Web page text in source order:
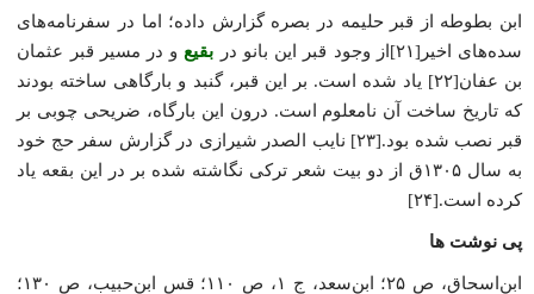
ابن بطوطه از قبر حلیمه در بصره گزارش داده؛ اما در سفرنامه‌های
سده‌های اخیر[۲۱]از وجود قبر این بانو در
بقیع و در مسیر قبر عثمان
بن عفان[۲۲] یاد شده است. بر این قبر، گنبد و بارگاهی ساخته بودند
که تاریخ ساخت آن نامعلوم است. درون این بارگاه، ضریحی چوبی بر
قبر نصب شده بود.[۲۳] نایب الصدر شیرازی در گزارش سفر حج خود
به سال ۱۳۰۵ق از دو بیت شعر ترکی نگاشته شده بر در این بقعه یاد
کرده است.[۲۴]
پی نوشت ها
ابن‌اسحاق، ص ۲۵؛ ابن‌سعد، ج ۱، ص ۱۱۰؛ قس ابن‌حبیب، ص ۱۳۰؛